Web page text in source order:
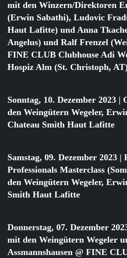
mit den Winzern/Direktoren
(Erwin Sabathi), Ludovic
Haut Lafitte) und Anna
Angelus) und Ralf Frenzel
FINE CLUB Clubhouse Adi
Hospiz Alm (St. Christoph,
Sonntag, 10. Dezember 2023 |
den Weingütern Wegeler,
Chateau Smith Haut Lafitte
Samstag, 09. Dezember 2023 |
Professionals Masterclass
den Weingütern Wegeler,
Smith Haut Lafitte
Donnerstag, 07. Dezember
mit den Weingütern Wegeler
Assmannshausen @ FINE